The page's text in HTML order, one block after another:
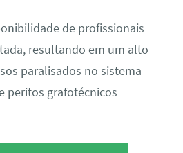
de profissionais
resultando em um alto
paralisados no sistema
peritos grafotécnicos